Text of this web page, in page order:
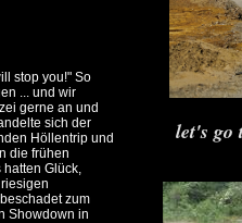
stop you!" So
... und wir
gerne an und
sich der
Höllentrip und
die frühen
hatten Glück,
zum
Showdown in
let's go